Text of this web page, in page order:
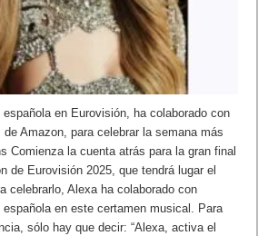
en Eurovisión, ha colaborado con
Amazon, para celebrar la semana más
Comienza la cuenta atrás para la gran final
de Eurovisión 2025, que tendrá lugar el
celebrarlo, Alexa ha colaborado con
española en este certamen musical. Para
sólo hay que decir: “Alexa, activa el